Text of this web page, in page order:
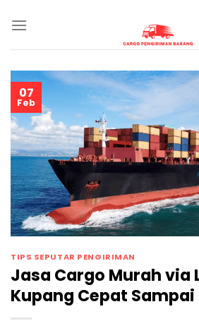
07
Feb
TIPS SEPUTAR PENGIRIMAN
Jasa Cargo Murah via
Kupang Cepat Sampai